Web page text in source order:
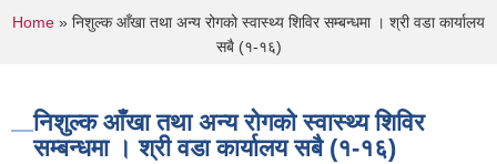
You are here
Home » निशुल्क आँखा तथा अन्य रोगको स्वास्थ्य शिविर सम्बन्धमा । श्री वडा कार्यालय
सबै (१-१६)
निशुल्क आँखा तथा अन्य रोगको स्वास्थ्य शिविर
सम्बन्धमा । श्री वडा कार्यालय सबै (१-१६)